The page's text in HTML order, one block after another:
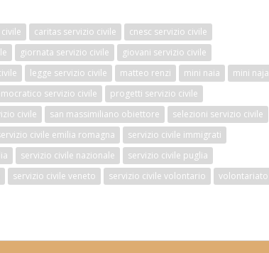
caritas servizio civile
cnesc servizio civile
giornata servizio civile
giovani servizio civile
legge servizio civile matteo renzi mini naia
mini naja
servizio civile
progetti servizio civile
civile san massimiliano obiettore
selezioni servizio civile
civile emilia romagna
servizio civile immigrati
servizio civile nazionale
servizio civile puglia
servizio civile veneto servizio civile volontario
volontariato